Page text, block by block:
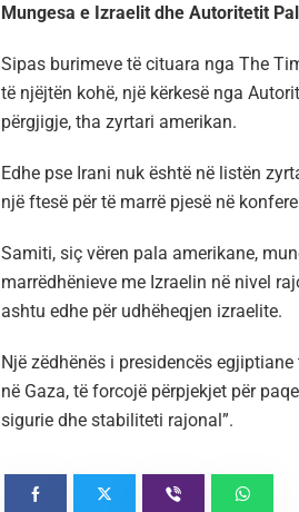
Mungesa e Izraelit dhe Autoritetit
Sipas burimeve të cituara nga The
të njëjtën kohë, një kërkesë nga
përgjigje, tha zyrtari amerikan.
Edhe pse Irani nuk është në listën
një ftesë për të marrë pjesë në
Samiti, siç vëren pala amerikane,
marrëdhënieve me Izraelin në nivel
ashtu edhe për udhëheqjen izraelite.
Një zëdhënës i presidencës
në Gaza, të forcojë përpjekjet për
sigurie dhe stabiliteti rajonal”.